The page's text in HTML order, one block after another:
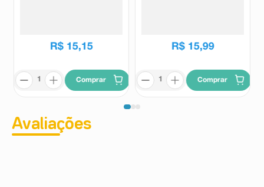
R$ 15,15
Comprar
R$ 15,99
Comprar
Avaliações